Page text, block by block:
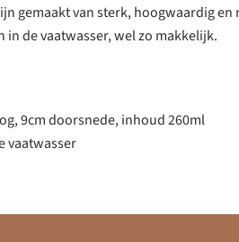
gemaakt van sterk, hoogwaardig en
de vaatwasser, wel zo makkelijk.
9cm doorsnede, inhoud 260ml
vaatwasser